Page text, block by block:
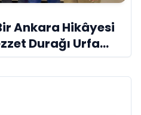
Ankara Hikâyesi
Durağı Urfa